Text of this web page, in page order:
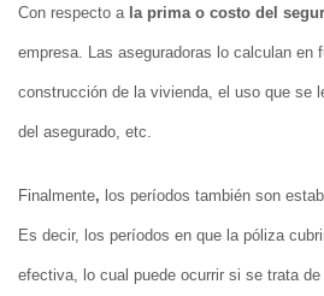
Con respecto a la prima o costo del
empresa. Las aseguradoras lo calculan en
construcción de la vivienda, el uso que se
del asegurado, etc.
Finalmente, los períodos también son
Es decir, los períodos en que la póliza
efectiva, lo cual puede ocurrir si se trata